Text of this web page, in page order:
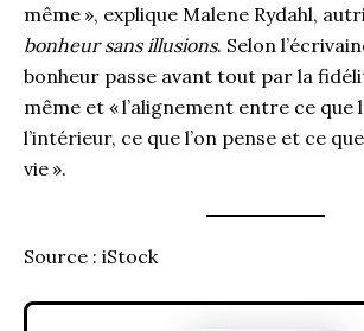
même », explique Malene Rydahl,
bonheur sans illusions. Selon
bonheur passe avant tout par la
même et « l’alignement entre ce que
l’intérieur, ce que l’on pense et ce
vie ».
Source : iStock